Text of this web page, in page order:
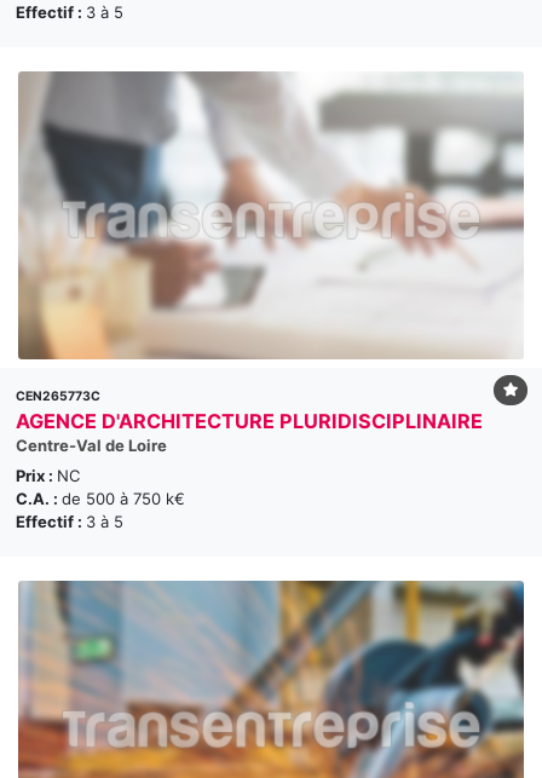
Effectif : 3 à 5
CEN265773C
AGENCE D'ARCHITECTURE PLURIDISCIPLINAIRE
Centre-Val de Loire
Prix : NC
C.A. : de 500 à 750 k€
Effectif : 3 à 5